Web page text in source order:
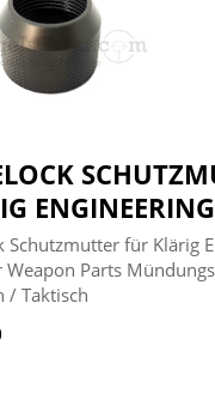
ENGINEERING
Schutzmutter für Klärig
Weapon Parts
/ Taktisch